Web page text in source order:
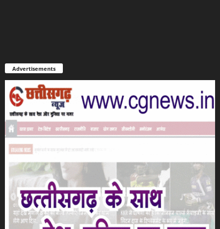
Advertisements